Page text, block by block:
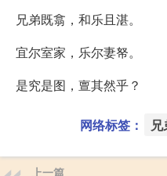
兄弟既翕，和乐且湛。
宜尔室家，乐尔妻帑。
是究是图，亶其然乎？
网络标签： 兄
上一篇